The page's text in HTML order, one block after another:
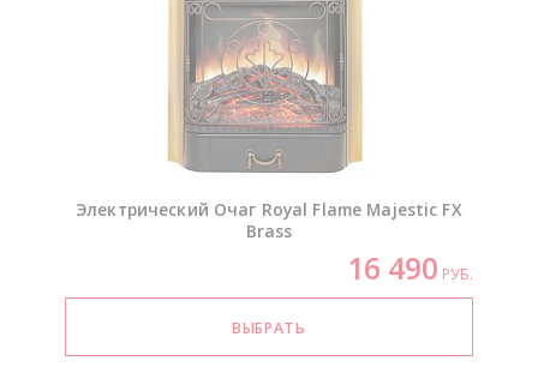
Электрический Очаг Royal Flame Majestic FX
Brass
16 490 РУБ.